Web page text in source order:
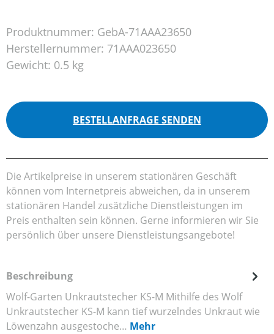
Produktnummer: GebA-71AAA23650
Herstellernummer: 71AAA023650
Gewicht: 0.5 kg
BESTELLANFRAGE SENDEN
Die Artikelpreise in unserem stationären Geschäft
können vom Internetpreis abweichen, da in unserem
stationären Handel zusätzliche Dienstleistungen im
Preis enthalten sein können. Gerne informieren wir Sie
persönlich über unsere Dienstleistungsangebote!
Beschreibung
Wolf-Garten Unkrautstecher KS-M Mithilfe des Wolf
Unkrautstecher KS-M kann tief wurzelndes Unkraut wie
Löwenzahn ausgestoche… Mehr